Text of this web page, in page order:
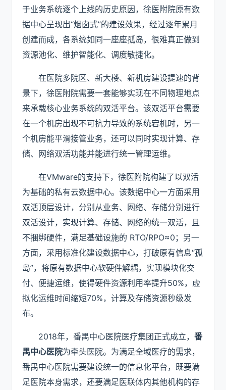
于业务系统逐个上线的历史原因，徐医附院原有数
据中心呈现出“烟囱式”的建设效果，经过逐年累月
创建而成，各系统如同一座座孤岛，很难真正做到
资源池化、维护智能化、调度敏捷化。
在医院多院区、新大楼、新机房建设提速的背
景下，徐医附院需要一套能够实现在不同物理地点
来承载核心业务系统的双活平台。该双活平台需要
在一个机房出现不可抗力导致的系统宕机时，另一
个机房能平滑接管业务，还可以同时实现计算、存
储、网络双活功能并能进行统一管理运维。
在VMware的支持下，徐医附院构建了以双活
为基础的私有云数据中心。该数据中心一方面采用
双活顶层设计，分别从业务、网络、存储分别进行
双活设计，实现计算、存储、网络的统一双活，且
不捆绑硬件，满足基础设施的 RTO/RPO≈0；另一
方面，采用标准化建设数据中心，打破原有信息“孤
岛”，将原有数据中心软硬件解耦，实现模块化交
付、便捷运维，使得硬件资源利用率提升50%，虚
拟化运维时间缩短70%，计算及存储资源秒级发
布。
2018年，番禺中心医院医疗集团正式成立， 番
禺中心医院为牵头医院。为满足全域医疗的需求，
番禺中心医院需要建设统一的信息化平台，既要满
足医院本身需求，还要满足医联体内其他机构的存